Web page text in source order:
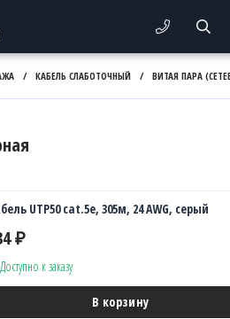
/ КАБЕЛЬ СЛАБОТОЧНЫЙ / ВИТАЯ ПАРА
UTP50 cat.5e, 305м, 24 AWG, серый
₽
Доступно к заказу
В корзину